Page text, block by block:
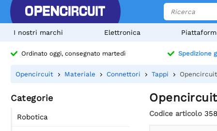
I nostri marchi Elettronica
Ordinato oggi, consegnato martedì Spedizione
Opencircuit Materiale Connettori Tappi
Categorie
Robotica Codice articolo